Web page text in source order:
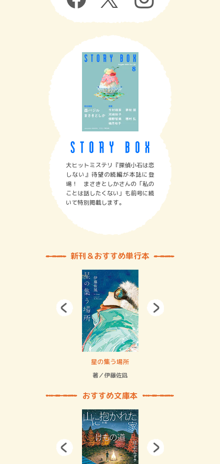
大ヒットミステリ『探偵小石は恋
しない』待望の続編が本誌に登
場！ まさきとしかさんの「私の
ことは話したくない」も前号に続
いて特別掲載します。
新刊＆おすすめ単行本
星の集う場所
著／伊藤佐凪
おすすめ文庫本